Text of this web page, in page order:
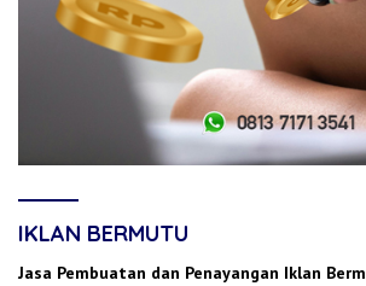
IKLAN BERMUTU
Jasa Pembuatan dan Penayangan Iklan